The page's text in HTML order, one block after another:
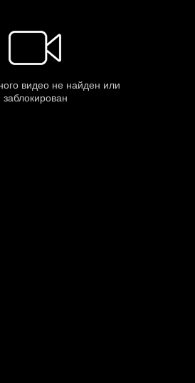
видео не найден или
заблокирован